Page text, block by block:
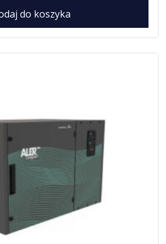
do koszyka